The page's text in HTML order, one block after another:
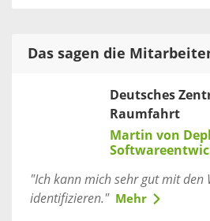
Das sagen die
Deutsches
Raumfahrt
Martin von
"Ich kann mich sehr gut mit den
identifizieren." Mehr